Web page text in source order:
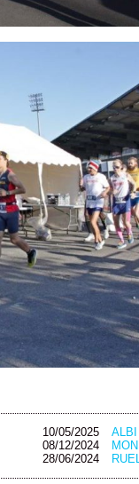
10/05/2025
ALBI
08/12/2024
28/06/2024